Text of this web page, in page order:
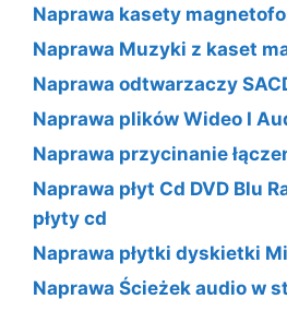
Naprawa kasety
Naprawa Muzyki z kaset
Naprawa odtwarzaczy
Naprawa plików Wideo I
Naprawa przycinanie
Naprawa płyt Cd DVD Blu
płyty cd
Naprawa płytki dyskietki
Naprawa Ścieżek audio w